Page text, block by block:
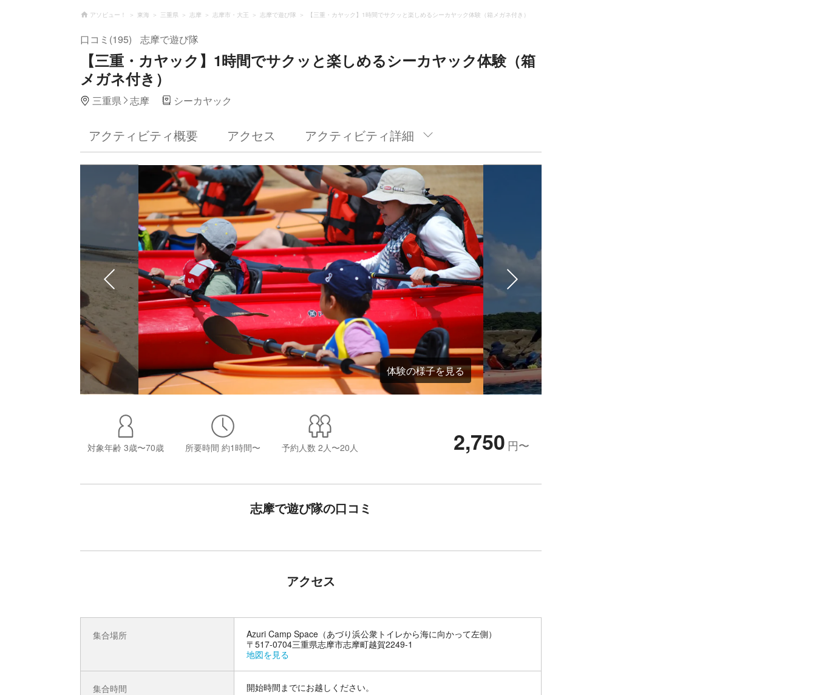
アソビュー！ 東海 三重県 志摩 志摩市・大王 志摩で遊び隊 【三重・カヤック】1時間でサクッと楽しめるシーカヤック体験（箱メガネ付き）
口コミ(195) 志摩で遊び隊
【三重・カヤック】1時間でサクッと楽しめるシーカヤック体験（箱
メガネ付き）
三重県 志摩 シーカヤック
アクティビティ概要 アクセス アクティビティ詳細
体験の様子を見る
対象年齢 3歳〜70歳 所要時間 約1時間〜 予約人数 2人〜20人 2,750 円〜
志摩で遊び隊の口コミ
アクセス
集合場所
Azuri Camp Space（あづり浜公衆トイレから海に向かって左側）
〒517-0704三重県志摩市志摩町越賀2249-1
地図を見る
集合時間 開始時間までにお越しください。